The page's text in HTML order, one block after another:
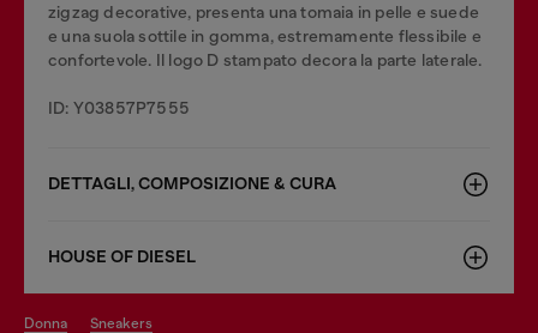
zigzag decorative, presenta una tomaia in pelle e suede
e una suola sottile in gomma, estremamente flessibile e
confortevole. Il logo D stampato decora la parte laterale.
ID: Y03857P7555
DETTAGLI, COMPOSIZIONE & CURA
HOUSE OF DIESEL
donna sneakers